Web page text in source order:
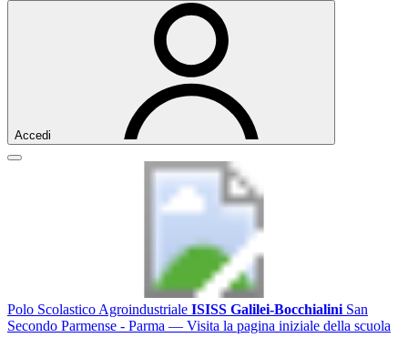
Accedi
Polo Scolastico Agroindustriale ISISS Galilei-Bocchialini San
Secondo Parmense - Parma — Visita la pagina iniziale della scuola